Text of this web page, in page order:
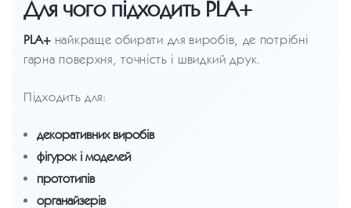
Для чого підходить PLA+
PLA+ найкраще обирати для виробів, де потрібні
гарна поверхня, точність і швидкий друк.
Підходить для:
декоративних виробів
фігурок і моделей
прототипів
органайзерів